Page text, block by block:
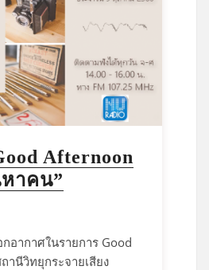
Afternoon
าคน”
อากาศในรายการ Good
านีวิทยุกระจายเสียง